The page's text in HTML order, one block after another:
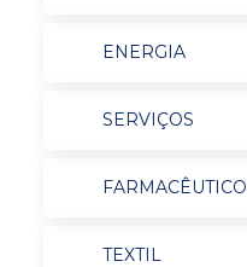
ENERGIA
SERVIÇOS
FARMACÊUTICO
TEXTIL